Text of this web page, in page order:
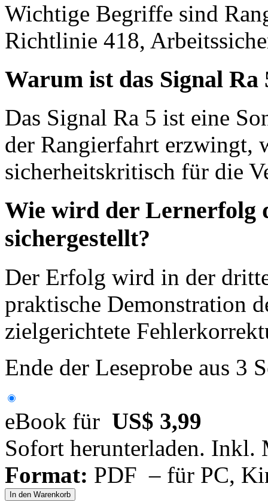
Wichtige Begriffe sind
Richtlinie 418,
Warum ist das Signal Ra
Das Signal Ra 5 ist eine
der Rangierfahrt erzwingt,
sicherheitskritisch für die
Wie wird der Lernerfolg
sichergestellt?
Der Erfolg wird in der
praktische Demonstration
zielgerichtete
Ende der Leseprobe aus 3
eBook für US$ 3,99
Sofort herunterladen. Inkl.
Format: PDF – für PC,
In den Warenkorb